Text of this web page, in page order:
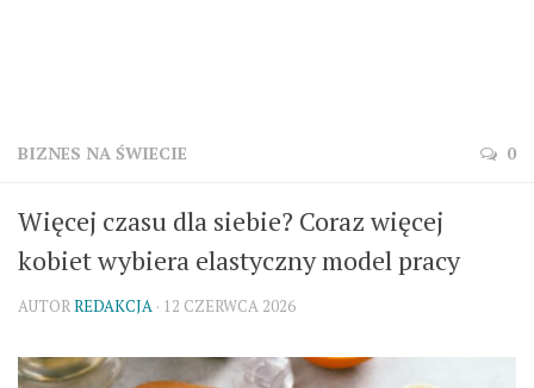
BIZNES NA ŚWIECIE 0
Więcej czasu dla siebie? Coraz więcej
kobiet wybiera elastyczny model pracy
AUTORREDAKCJA · 12 CZERWCA 2026